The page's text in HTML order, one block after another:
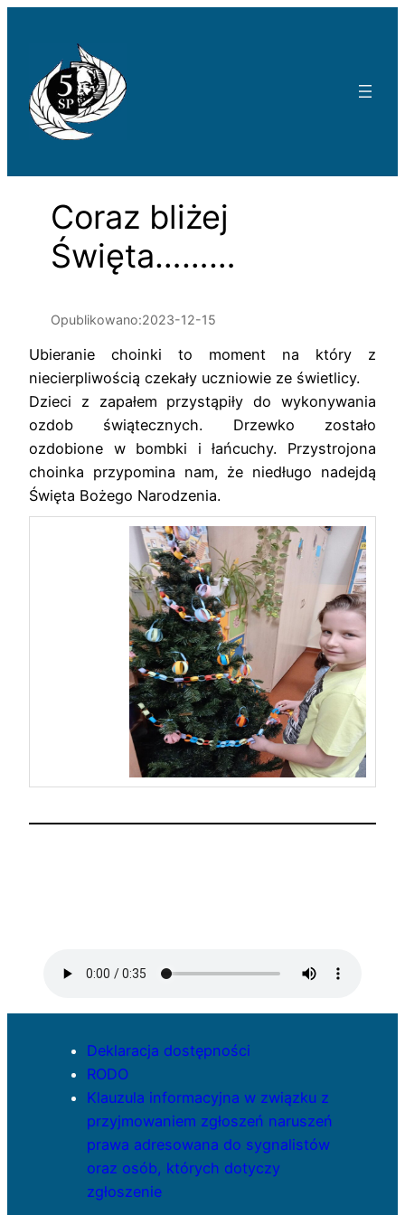
Coraz bliżej
Święta………
Opublikowano:2023-12-15
Ubieranie choinki to moment na który z
niecierpliwością czekały uczniowie ze świetlicy.
Dzieci z zapałem przystąpiły do wykonywania
ozdob świątecznych. Drzewko zostało
ozdobione w bombki i łańcuchy. Przystrojona
choinka przypomina nam, że niedługo nadejdą
Święta Bożego Narodzenia.
Deklaracja dostępności
RODO
Klauzula informacyjna w związku z
przyjmowaniem zgłoszeń naruszeń
prawa adresowana do sygnalistów
oraz osób, których dotyczy
zgłoszenie